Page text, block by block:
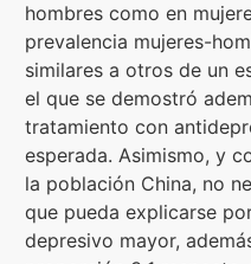
hombres como en
prevalencia mujeres-
similares a otros de un
el que se demostró
tratamiento con
esperada. Asimismo, y
la población China, no
que pueda explicarse
depresivo mayor,